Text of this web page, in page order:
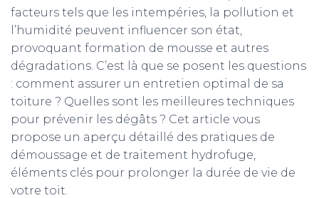
facteurs tels que les intempéries, la pollution et
l’humidité peuvent influencer son état,
provoquant formation de mousse et autres
dégradations. C’est là que se posent les questions
: comment assurer un entretien optimal de sa
toiture ? Quelles sont les meilleures techniques
pour prévenir les dégâts ? Cet article vous
propose un aperçu détaillé des pratiques de
démoussage et de traitement hydrofuge,
éléments clés pour prolonger la durée de vie de
votre toit.